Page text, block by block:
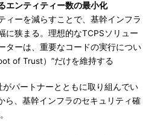
エンティティー数の最小化
ィーを減らすことで、基幹インフラ
に狭まる。理想的なTCPSソリュー
ターは、重要なコードの実行につい
of Trust）”だけを維持する
パートナーとともに取り組んでい
ら、基幹インフラのセキュリティ確